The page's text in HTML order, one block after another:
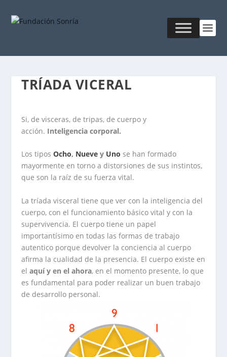
TRÍADA VICERAL
Si, de visceras, de tripas, de cuerpo y
acción. Inteligencia corporal.
Los tiposOcho, Nueve y Uno se han formado
mayormente en torno a distorsiones de sus instintos,
que son la raíz de su fuerza vital.
La tríada visceral tiene que ver con la inteligencia del
cuerpo, con el funcionamiento básico vital y con la
supervivencia. El cuerpo tiene un papel
importantísimo en todas las formas de trabajo
autentico porque devolver la conciencia al cuerpo
afirma la cualidad de la presencia. El cuerpo existe en
elaquí y en el ahora, en el momento presente, lo que
es fundamental para poder realizar un buen trabajo
de desarrollo personal.